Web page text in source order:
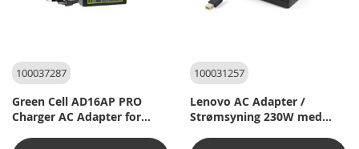
100037287
Green Cell AD16AP PRO
Charger AC Adapter for
100031257
Lenovo AC Adapter /
Strømsyning 230W med